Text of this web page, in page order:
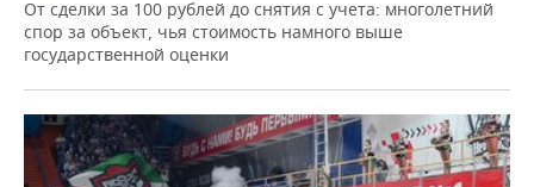
От сделки за 100 рублей до снятия с учета: многолетний
спор за объект, чья стоимость намного выше
государственной оценки